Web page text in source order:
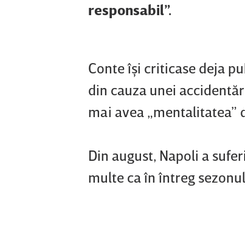
responsabil”.
Conte îşi criticase deja
din cauza unei
mai avea „mentalitatea”
Din august, Napoli a
multe ca în întreg